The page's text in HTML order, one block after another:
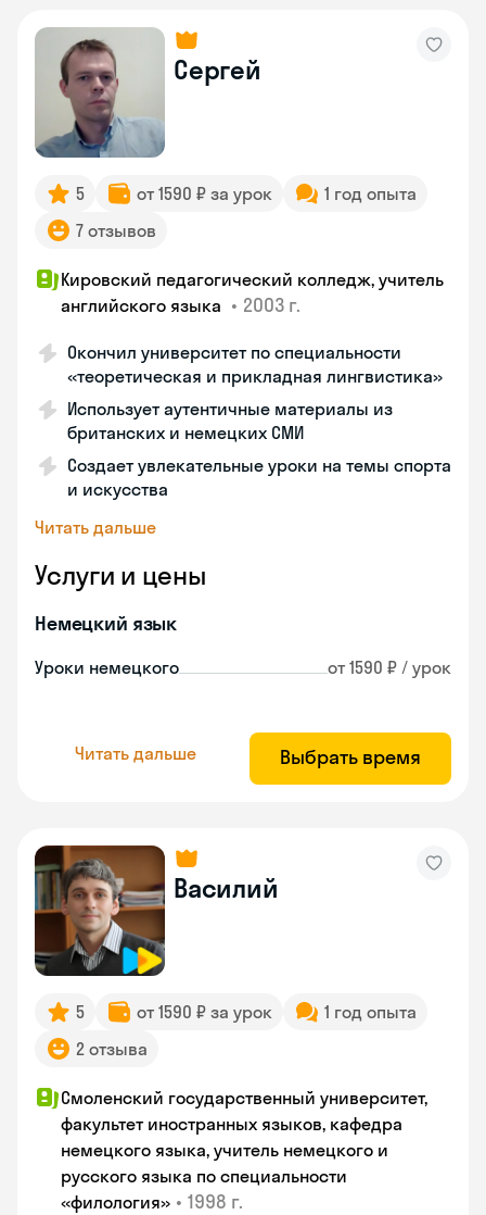
Сергей
5 от 1590 ₽ за урок
1 год опыта
7 отзывов
Кировский педагогический колледж, учитель
английского языка • 2003 г.
Окончил университет по специальности
«теоретическая и прикладная лингвистика»
Использует аутентичные материалы из
британских и немецких СМИ
Создает увлекательные уроки на темы спорта
и искусства
Читать дальше
Услуги и цены
Немецкий язык
Уроки немецкого от 1590 ₽ / урок
Читать дальше Выбрать время
Василий
5 от 1590 ₽ за урок
1 год опыта
2 отзыва
Смоленский государственный университет,
факультет иностранных языков, кафедра
немецкого языка, учитель немецкого и
русского языка по специальности
«филология» • 1998 г.